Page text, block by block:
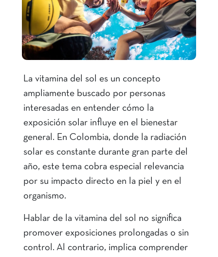
La vitamina del sol es un concepto
ampliamente buscado por personas
interesadas en entender cómo la
exposición solar influye en el bienestar
general. En Colombia, donde la radiación
solar es constante durante gran parte del
año, este tema cobra especial relevancia
por su impacto directo en la piel y en el
organismo.
Hablar de la vitamina del sol no significa
promover exposiciones prolongadas o sin
control. Al contrario, implica comprender